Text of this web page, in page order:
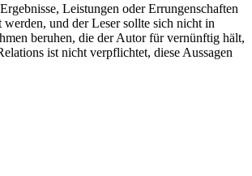
Leistungen oder Errungenschaften
und der Leser sollte sich nicht in
beruhen, die der Autor für vernünftig hält,
ist nicht verpflichtet, diese Aussagen